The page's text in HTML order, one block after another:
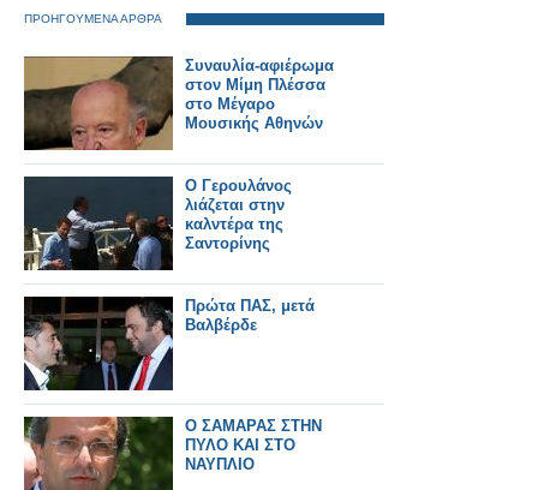
ΠΡΟΗΓΟΥΜΕΝΑ ΑΡΘΡΑ
Συναυλία-αφιέρωμα
στον Μίμη Πλέσσα
στο Μέγαρο
Μουσικής Αθηνών
Ο Γερουλάνος
λιάζεται στην
καλντέρα της
Σαντορίνης
Πρώτα ΠΑΣ, μετά
Βαλβέρδε
Ο ΣΑΜΑΡΑΣ ΣΤΗΝ
ΠΥΛΟ ΚΑΙ ΣΤΟ
ΝΑΥΠΛΙΟ